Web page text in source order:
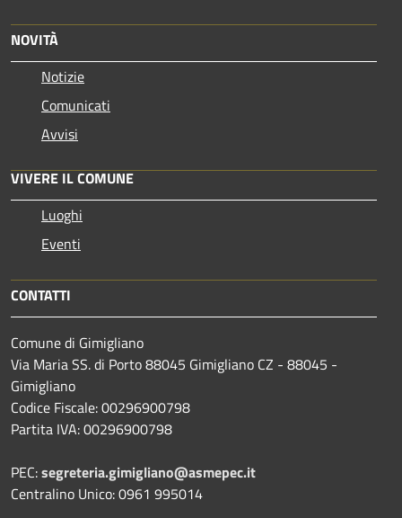
NOVITÀ
Notizie
Comunicati
Avvisi
VIVERE IL COMUNE
Luoghi
Eventi
CONTATTI
Comune di Gimigliano
Via Maria SS. di Porto 88045 Gimigliano CZ - 88045 -
Gimigliano
Codice Fiscale: 00296900798
Partita IVA: 00296900798
PEC:segreteria.gimigliano@asmepec.it
Centralino Unico: 0961 995014